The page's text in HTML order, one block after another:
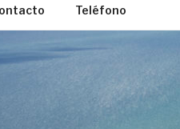
Teléfono